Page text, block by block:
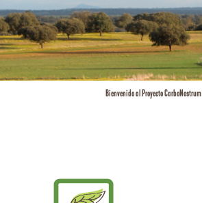
Bienvenido al Proyecto CarboNostrum